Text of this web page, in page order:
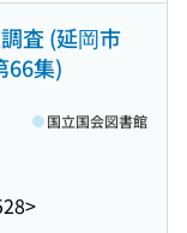
査 (延岡市
66集)
国立国会図書館